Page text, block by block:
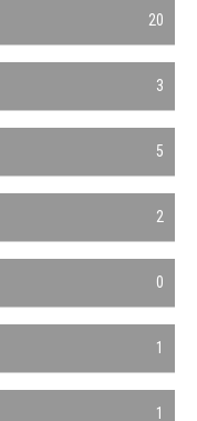
20
3
5
2
0
1
1